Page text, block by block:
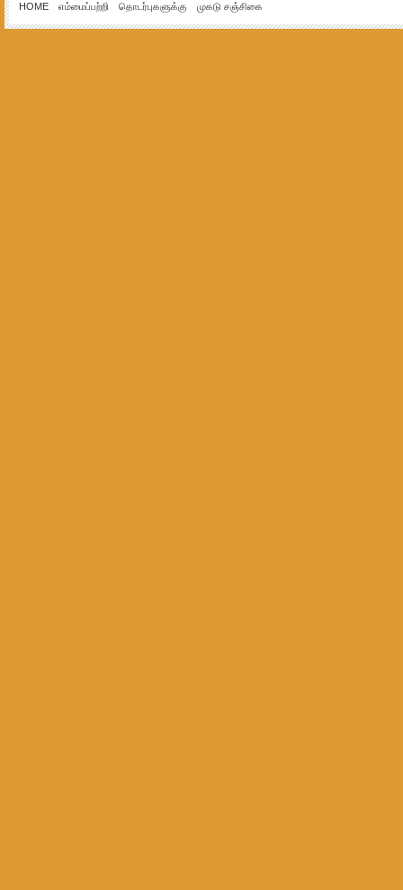
HOME எம்மைப்பற்றி தொடர்புகளுக்கு முகடு சஞ்சிகை